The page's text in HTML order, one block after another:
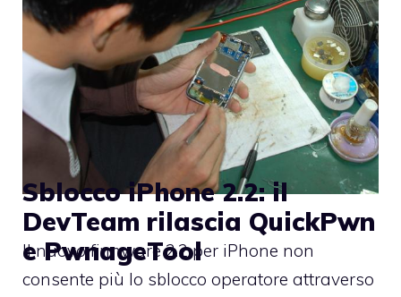
In questi giorni sono sicuro che i più attenti
e curiosi tra voi si saranno
Il nuovo firmware 2.2 per iPhone non
consente più lo sblocco operatore attraverso
Sblocco iPhone 2.2: il
DevTeam rilascia QuickPwn
e PwnageTool